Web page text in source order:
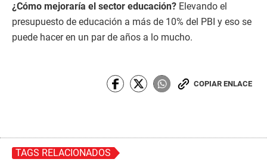
¿Cómo mejoraría el sector educación? Elevando el
presupuesto de educación a más de 10% del PBI y eso se
puede hacer en un par de años a lo mucho.
COPIAR ENLACE
TAGS RELACIONADOS